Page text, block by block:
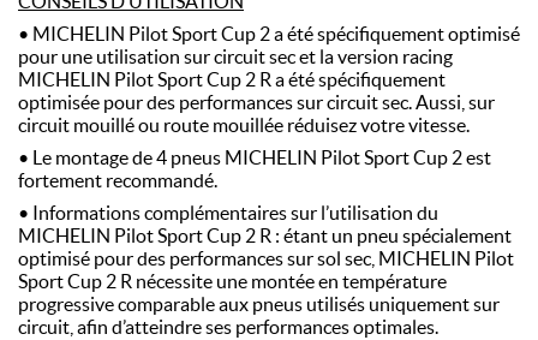
• MICHELIN Pilot Sport Cup 2 a été spécifiquement optimisé
pour une utilisation sur circuit sec et la version racing
MICHELIN Pilot Sport Cup 2 R a été spécifiquement
optimisée pour des performances sur circuit sec. Aussi, sur
circuit mouillé ou route mouillée réduisez votre vitesse.
• Le montage de 4 pneus MICHELIN Pilot Sport Cup 2 est
fortement recommandé.
• Informations complémentaires sur l’utilisation du
MICHELIN Pilot Sport Cup 2 R : étant un pneu spécialement
optimisé pour des performances sur sol sec, MICHELIN Pilot
Sport Cup 2 R nécessite une montée en température
progressive comparable aux pneus utilisés uniquement sur
circuit, afin d’atteindre ses performances optimales.